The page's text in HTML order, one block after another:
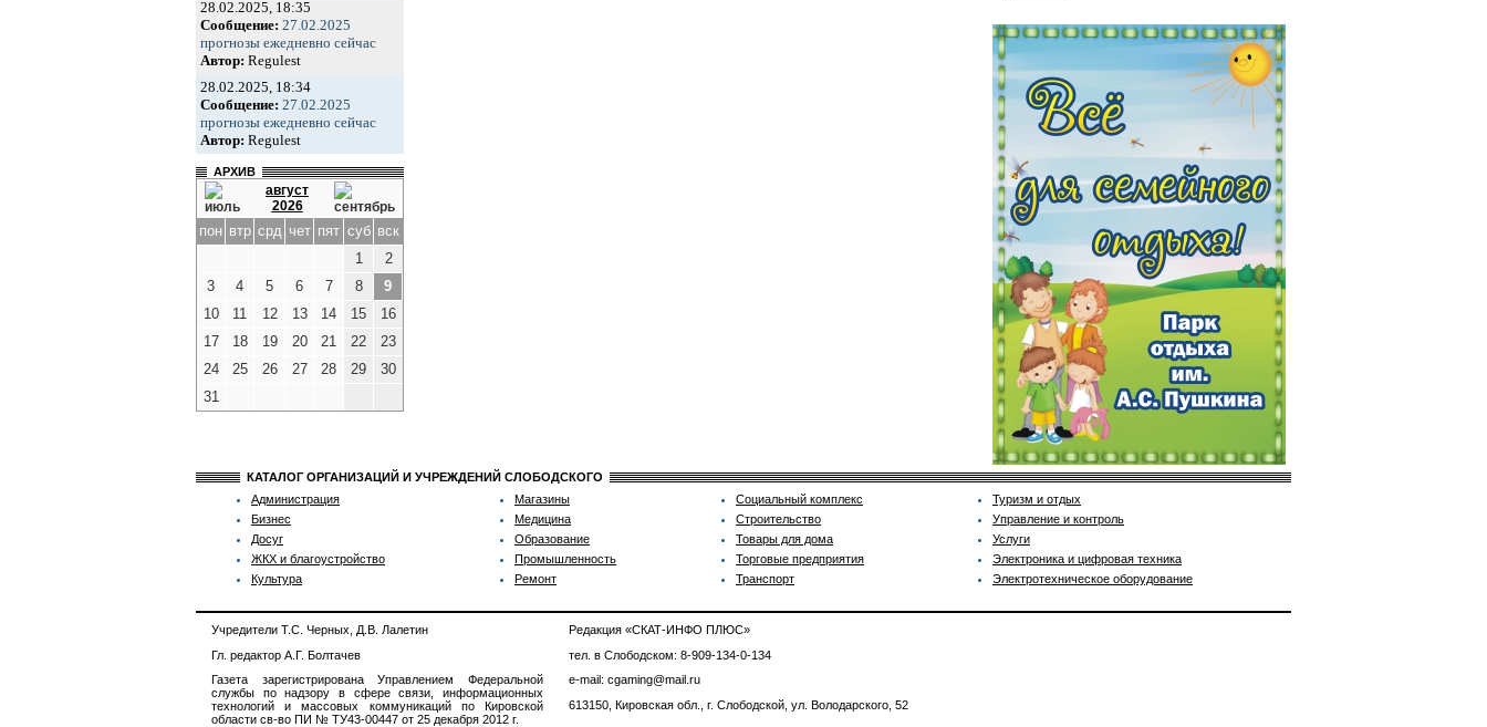
28.02.2025, 18:35
Сообщение: 27.02.2025
прогнозы ежедневно сейчас
Автор: Regulest
28.02.2025, 18:34
Сообщение: 27.02.2025
прогнозы ежедневно сейчас
Автор: Regulest
АРХИВ
август
2026
пон втр срд чет пят суб вск
1
2
3
4 5 6 7 8
9
10
11 12 13 14 15
16
17
18 19 20 21 22
23
24
25 26 27 28 29
30
31
КАТАЛОГ ОРГАНИЗАЦИЙ И УЧРЕЖДЕНИЙ СЛОБОДСКОГО
Администрация
Бизнес
Досуг
ЖКХ и благоустройство
Культура
Магазины
Медицина
Образование
Промышленность
Ремонт
Социальный комплекс
Строительство
Товары для дома
Торговые предприятия
Транспорт
Туризм и отдых
Управление и контроль
Услуги
Электроника и цифровая техника
Электротехническое оборудование
Учредители Т.С. Черных, Д.В. Лалетин
Гл. редактор А.Г. Болтачев
Газета зарегистрирована Управлением Федеральной
службы по надзору в сфере связи, информационных
технологий и массовых коммуникаций по Кировской
области св-во ПИ № ТУ43-00447 от 25 декабря 2012 г.
Редакция «СКАТ-ИНФО ПЛЮС»
тел. в Слободском: 8-909-134-0-134
e-mail: cgaming@mail.ru
613150, Кировская обл., г. Слободской, ул. Володарского, 52